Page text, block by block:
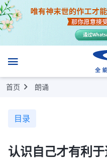
首页 朗诵
目录
认识自己才有利